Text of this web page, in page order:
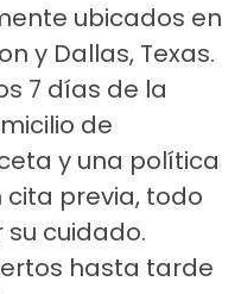
ubicados en
y Dallas, Texas.
7 días de la
de
y una política
cita previa, todo
cuidado.
hasta tarde